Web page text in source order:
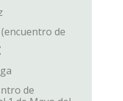
de
de